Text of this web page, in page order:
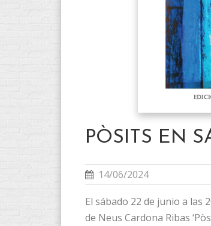
PÒSITS EN
14/06/2024
El sábado 22 de junio a las
de Neus Cardona Ribas